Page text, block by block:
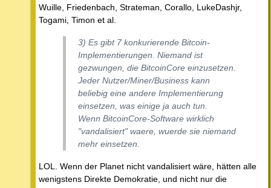
Wuille, Friedenbach, Strateman, Corallo, LukeDashjr,
Togami, Timon et al.
3) Es gibt 7 konkurierende Bitcoin-
Implementierungen. Niemand ist
gezwungen, die BitcoinCore einzusetzen.
Jeder Nutzer/Miner/Business kann
beliebig eine andere Implementierung
einsetzen, was einige ja auch tun.
Wenn BitcoinCore-Software wirklich
"vandalisiert" waere, wuerde sie niemand
mehr einsetzen.
LOL. Wenn der Planet nicht vandalisiert wäre, hätten alle
wenigstens Direkte Demokratie, und nicht nur die